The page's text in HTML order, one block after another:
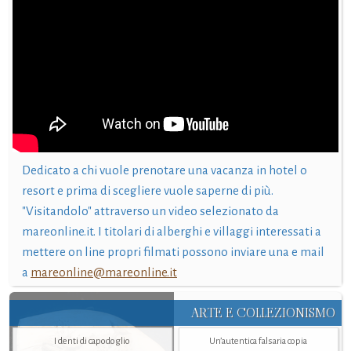
Dedicato a chi vuole prenotare una vacanza in hotel o
resort e prima di scegliere vuole saperne di più.
"Visitandolo" attraverso un video selezionato da
mareonline.it. I titolari di alberghi e villaggi interessati a
mettere on line propri filmati possono inviare una e mail
a mareonline@mareonline.it
ARTE E COLLEZIONISMO
I denti di capodoglio
Un’autentica falsaria copia